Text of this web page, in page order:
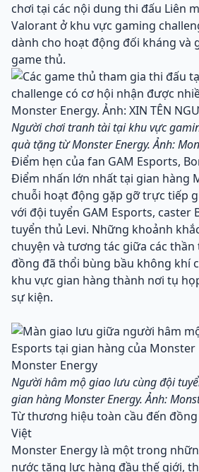
chơi tại các nội dung thi đấu Liên
Valorant ở khu vực gaming
dành cho hoạt động đối kháng và
game thủ.
Người chơi tranh tài tại khu vực
quà tặng từ Monster Energy. Ảnh:
Điểm hẹn của fan GAM Esports,
Điểm nhấn lớn nhất tại gian hàng
chuỗi hoạt động gặp gỡ trực tiếp
với đội tuyển GAM Esports, caster
tuyển thủ Levi. Những khoảnh
chuyện và tương tác giữa các
đồng đã thổi bùng bầu không khí
khu vực gian hàng thành nơi tụ
sự kiện.
Người hâm mộ giao lưu cùng đội
gian hàng Monster Energy. Ảnh:
Từ thương hiệu toàn cầu đến
Việt
Monster Energy là một trong
nước tăng lực hàng đầu thế giới,